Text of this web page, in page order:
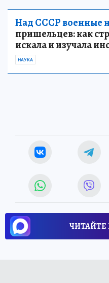
Над СССР военные
пришельцев: как
искала и изучала
НАУКА
ЧИТАЙТЕ